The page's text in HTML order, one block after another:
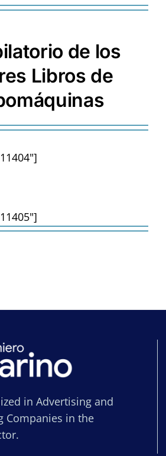
de los
Libros de
in Advertising and
Companies in the